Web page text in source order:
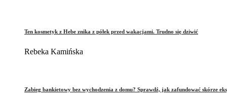
Ten kosmetyk z Hebe znika z półek przed wakacjami. Trudno się dziwić
Rebeka Kamińska
Zabieg bankietowy bez wychodzenia z domu? Sprawdź, jak zafundować skórze